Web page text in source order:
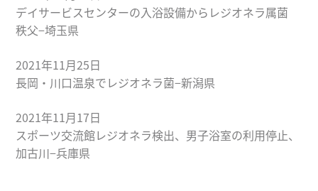
デイサービスセンターの入浴設備からレジオネラ属菌
秩父−埼玉県
2021年11月25日
長岡・川口温泉でレジオネラ菌−新潟県
2021年11月17日
スポーツ交流館レジオネラ検出、男子浴室の利用停止、
加古川−兵庫県